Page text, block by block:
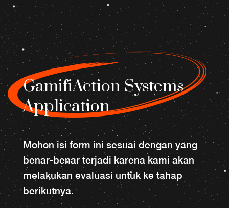
GamifiAction Systems
Application
Mohon isi form ini sesuai dengan yang
benar-benar terjadi karena kami akan
melakukan evaluasi untuk ke tahap
berikutnya.